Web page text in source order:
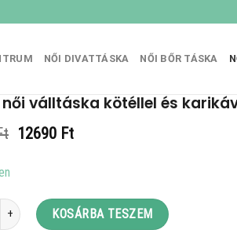
NŐI DIVATTÁSKA NŐI BŐR TÁSKA
válltáska kötéllel és
Original
12690 FtCurrent
kötéllel és karikával, rostbőr, kék mennyiség
KOSÁRBA TESZEM